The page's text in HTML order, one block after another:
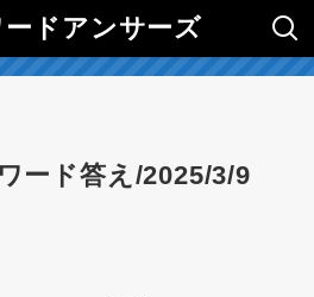
ドアンサーズ
ード答え/2025/3/9